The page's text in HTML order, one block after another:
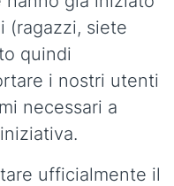
(ragazzi, siete
quindi
i nostri utenti
necessari a
ufficialmente il